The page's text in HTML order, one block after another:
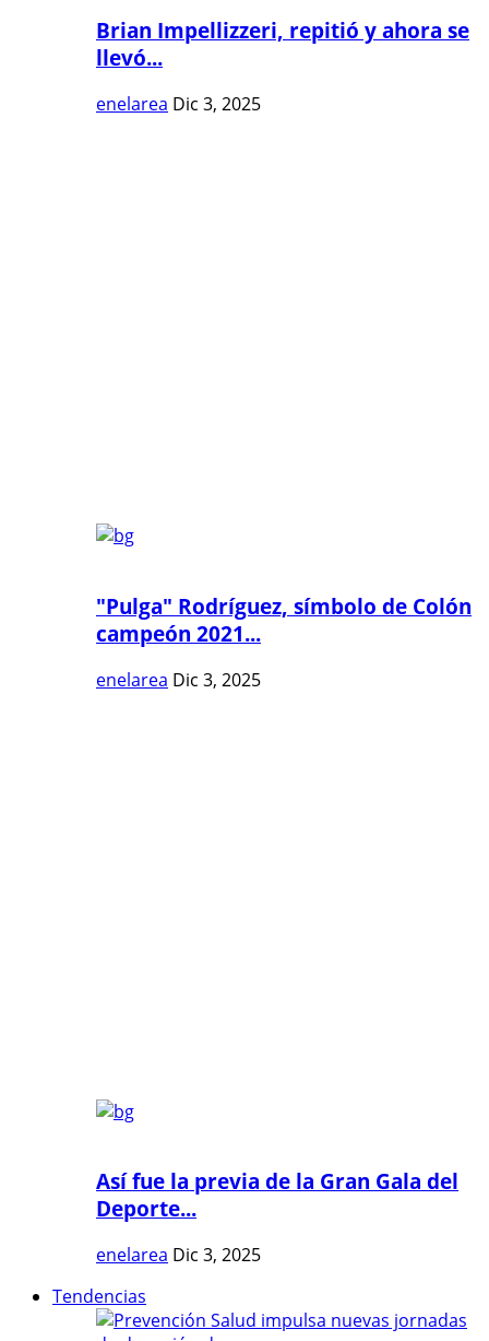
Brian Impellizzeri, repitió y ahora se
llevó...
enelarea Dic 3, 2025
"Pulga" Rodríguez, símbolo de Colón
campeón 2021...
enelarea Dic 3, 2025
Así fue la previa de la Gran Gala del
Deporte...
enelarea Dic 3, 2025
Tendencias